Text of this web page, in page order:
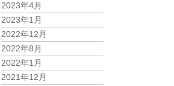
2023年4月
2023年1月
2022年12月
2022年8月
2022年1月
2021年12月